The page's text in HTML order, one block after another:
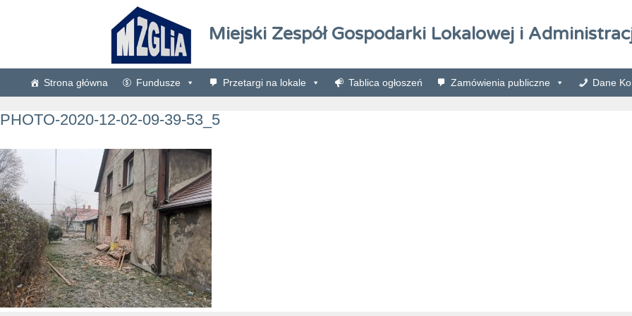
Miejski Zespół Gospodarki Lokalowej i
Strona główna Fundusze Przetargi na lokale Tablica ogłoszeń Zamówienia publiczne Dane
PHOTO-2020-12-02-09-39-53_5